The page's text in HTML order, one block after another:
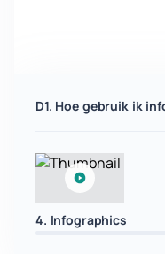
D1. Hoe gebruik ik
4. Infographics